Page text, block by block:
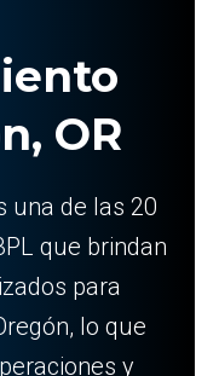
OR
una de las 20
que brindan
para
lo que
y